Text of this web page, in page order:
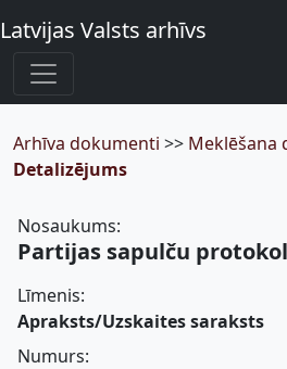
Latvijas Valsts arhīvs
Arhīva dokumenti >> Meklēšana
Detalizējums
Nosaukums:
Partijas sapulču
Līmenis:
Apraksts/Uzskaites saraksts
Numurs: